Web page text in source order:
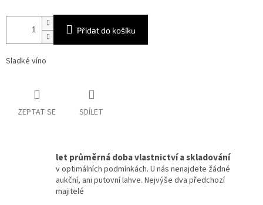
Přidat do košíku
Sladké víno
ZEPTAT SE SDÍLET
let průměrná doba vlastnictví a skladování
v optimálních podmínkách. U nás nenajdete žádné
aukční, ani putovní lahve. Nejvýše dva předchozí
majitelé